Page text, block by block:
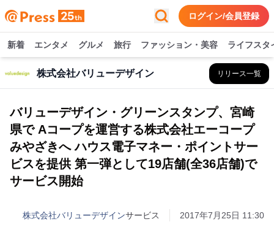
ログイン/会員登録
新着 エンタメ グルメ 旅行 ファッション・美容 ライフスタ
株式会社バリューデザイン リリース一覧
バリューデザイン・グリーンスタンプ、宮崎
県で Aコープを運営する株式会社エーコープ
みやざきへ ハウス電子マネー・ポイントサー
ビスを提供 第一弾として19店舗(全36店舗)で
サービス開始
株式会社バリューデザインサービス 2017年7月25日 11:30